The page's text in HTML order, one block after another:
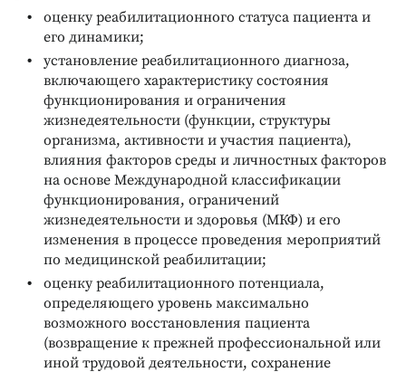
оценку реабилитационного статуса пациента и
его динамики;
установление реабилитационного диагноза,
включающего характеристику состояния
функционирования и ограничения
жизнедеятельности (функции, структуры
организма, активности и участия пациента),
влияния факторов среды и личностных факторов
на основе Международной классификации
функционирования, ограничений
жизнедеятельности и здоровья (МКФ) и его
изменения в процессе проведения мероприятий
по медицинской реабилитации;
оценку реабилитационного потенциала,
определяющего уровень максимально
возможного восстановления пациента
(возвращение к прежней профессиональной или
иной трудовой деятельности, сохранение